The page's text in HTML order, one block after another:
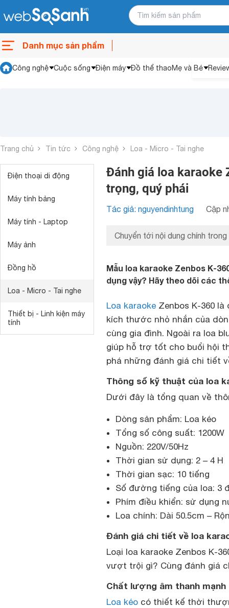
Danh mục sản phẩm
Công nghệ Cuộc sống Điện máy Đồ thể thaoMẹ và Bé
Trang chủ Tin tức Công nghệ Loa - Micro - Tai nghe
Điện thoại di động
Máy tính bảng
Máy tính - Laptop
Máy ảnh
Đồng hồ
Loa - Micro - Tai nghe
Thiết bị - Linh kiện máy
tính
Đánh giá loa karaoke
trọng, quý phái
Tác giả: nguyendinhtung Cập
Chuyển tới nội dung chính trong
Mẫu loa karaoke Zenbos K-
dụng vậy? Hãy theo dõi các
Loa karaoke Zenbos K-360
kích thước nhỏ nhắn của
cùng gia đình. Ngoài ra loa
giúp hỗ trợ tốt cho buổi hội
phá những đánh giá chi tiết
Thông số kỹ thuật của loa
Dưới đây là tổng quan về
Dòng sản phẩm: Loa kéo
Tổng số công suất: 1200W
Nguồn: 220V/50Hz
Thời gian sử dụng: 2 – 4 H
Thời gian sạc: 10 tiếng
Số đường tiếng của loa: 3
Phím điều khiển: sử dụng
Loa chính: Dài 50.5cm –
Đánh giá chi tiết về loa
Loại loa karaoke Zenbos K-
vượt trội gì? Cùng đánh giá
Chất lượng âm thanh mạnh
Loa kéo có thiết kế thời